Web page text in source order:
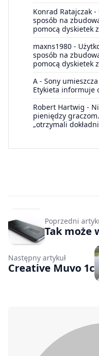
Konrad Ratajczak -
sposób na
pomocą dyskietek
maxns1980 -
sposób na
pomocą dyskietek
A - Sony
Etykieta informuje
Robert Hartwig -
pieniędzy
„otrzymali
Poprzedni
Tak może
Następny artykuł
Creative Muvo 1c